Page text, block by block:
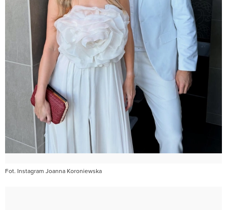
Fot. Instagram Joanna Koroniewska